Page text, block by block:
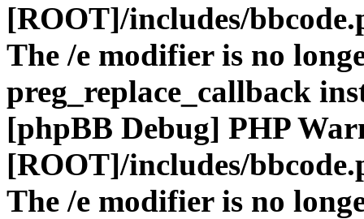
[ROOT]/includes/
The /e modifier is no
preg_replace_callback
[phpBB Debug] PHP
[ROOT]/includes/
The /e modifier is no